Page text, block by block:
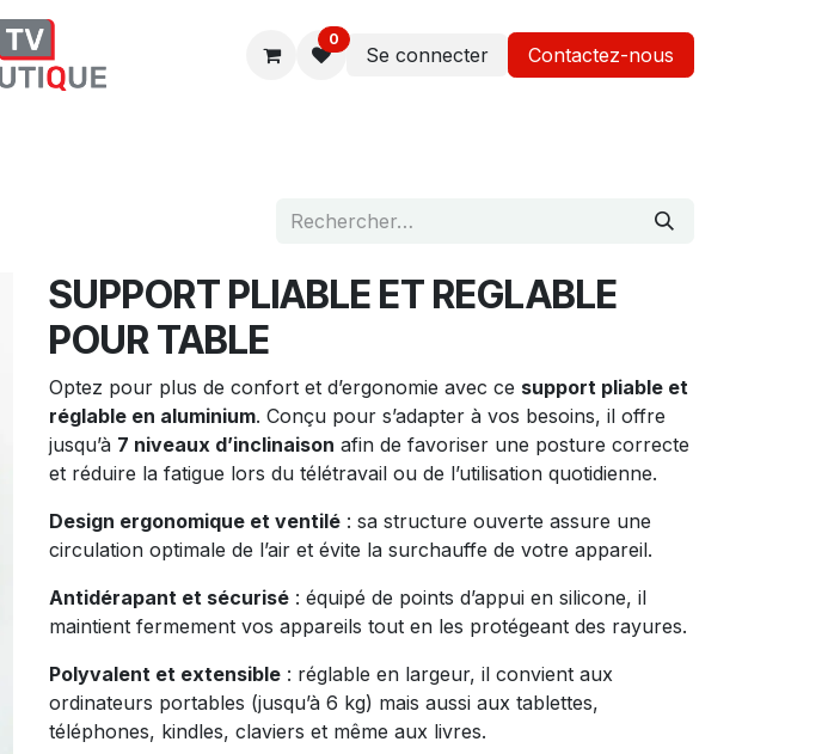
0
Se connecter Contactez-nous
SUPPORT PLIABLE ET REGLABLE
POUR TABLE
Optez pour plus de confort et d’ergonomie avec ce support pliable et
réglable en aluminium. Conçu pour s’adapter à vos besoins, il offre
jusqu’à 7 niveaux d’inclinaison afin de favoriser une posture correcte
et réduire la fatigue lors du télétravail ou de l’utilisation quotidienne.
Design ergonomique et ventilé : sa structure ouverte assure une
circulation optimale de l’air et évite la surchauffe de votre appareil.
Antidérapant et sécurisé : équipé de points d’appui en silicone, il
maintient fermement vos appareils tout en les protégeant des rayures.
Polyvalent et extensible : réglable en largeur, il convient aux
ordinateurs portables (jusqu’à 6 kg) mais aussi aux tablettes,
téléphones, kindles, claviers et même aux livres.